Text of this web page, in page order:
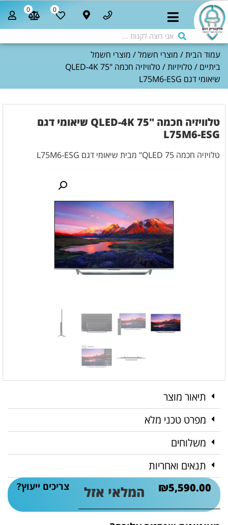
0
0
עמוד הבית/ מוצרי חשמל/ מוצרי חשמל
ביתיים / טלויזיות
/ טלוויזיה חכמה "QLED-4K 75
שיאומי דגם L75M6-ESG
תיאור מוצר
מפרט טכני מלא
משלוחים
תנאים ואחריות
₪5,590.00 המלאי אזל צריכים ייעוץ?
טלוויזיה חכמה "QLED-4K 75 שיאומי דגם
L75M6-ESG
טלויזיה חכמה QLED 75" מבית שיאומי דגם L75M6-ESG